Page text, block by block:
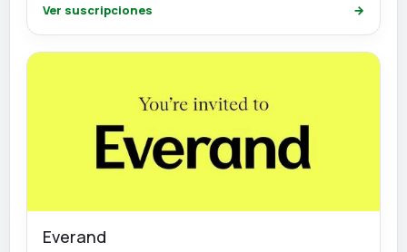
Ver suscripciones →
Everand